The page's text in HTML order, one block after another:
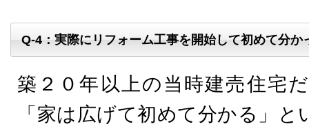
Q-4：実際にリフォーム工事を開始して初めて分か
築２０年以上の当時建売住宅
「家は広げて初めて分かる」